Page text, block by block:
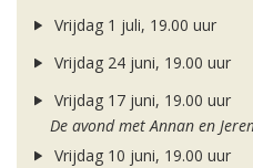
Vrijdag 1 juli, 19.00 uur
Vrijdag 24 juni, 19.00 uur
Vrijdag 17 juni, 19.00 uur
De avond met Annan en
Vrijdag 10 juni, 19.00 uur